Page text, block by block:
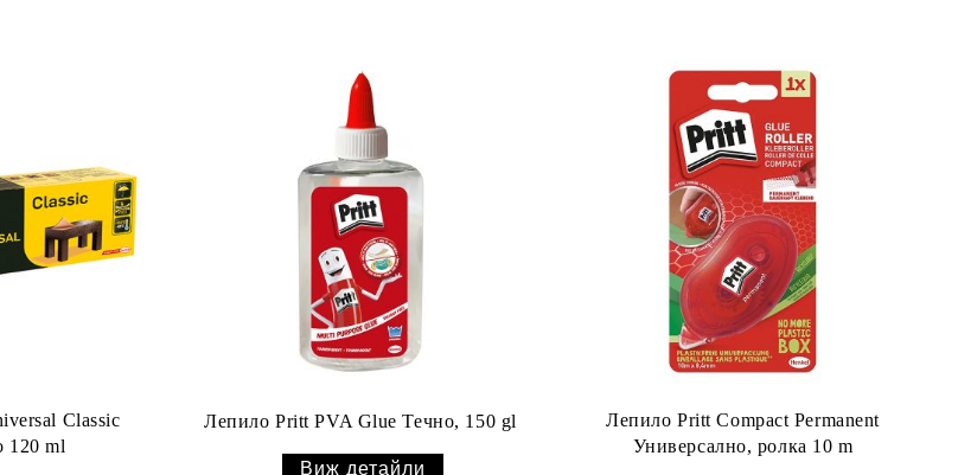
Classic
120 ml
Лепило Pritt PVA Glue Течно, 150 gl
Виж детайли
Лепило Pritt Compact Permanent
Универсално, ролка 10 m